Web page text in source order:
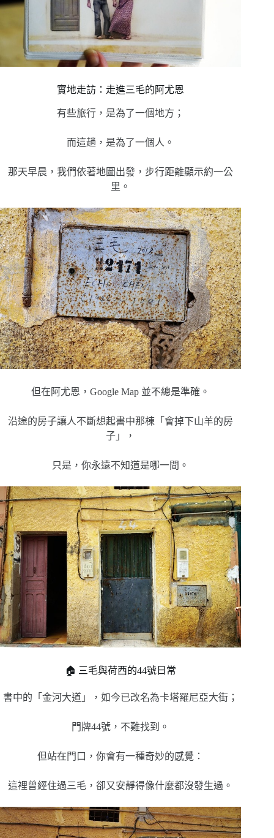
實地走訪：走進三毛的阿尤恩
有些旅行，是為了一個地方；
而這趟，是為了一個人。
那天早晨，我們依著地圖出發，步行距離顯示約一公
里。
但在阿尤恩，Google Map 並不總是準確。
沿途的房子讓人不斷想起書中那棟「會掉下山羊的房
子」，
只是，你永遠不知道是哪一間。
🏠 三毛與荷西的44號日常
書中的「金河大道」，如今已改名為卡塔羅尼亞大街；
門牌44號，不難找到。
但站在門口，你會有一種奇妙的感覺：
這裡曾經住過三毛，卻又安靜得像什麼都沒發生過。